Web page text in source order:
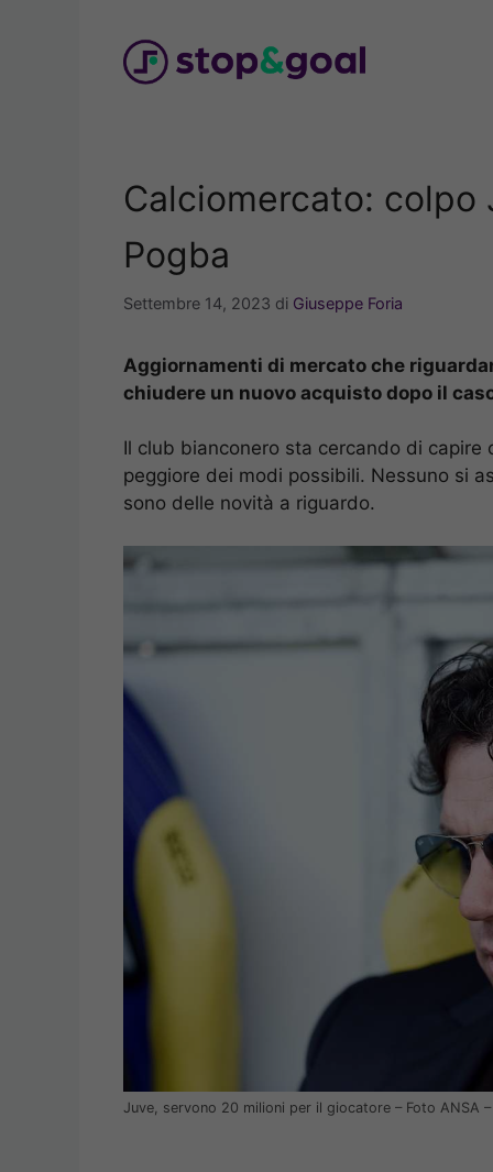
Calciomercato:
Pogba
Settembre 14, 2023 di Giuseppe Foria
Aggiornamenti di mercato che
chiudere un nuovo acquisto dopo il
Il club bianconero sta cercando di
peggiore dei modi possibili. Nessuno si
sono delle novità a riguardo.
Juve, servono 20 milioni per il giocatore – Foto ANSA